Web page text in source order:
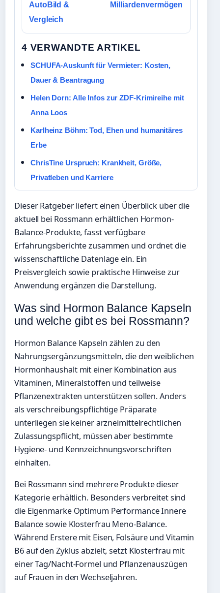
AutoBild &
Vergleich
Milliardenvermögen
4 VERWANDTE ARTIKEL
SCHUFA-Auskunft für Vermieter: Kosten,
Dauer & Beantragung
Helen Dorn: Alle Infos zur ZDF-Krimireihe mit
Anna Loos
Karlheinz Böhm: Tod, Ehen und humanitäres
Erbe
ChrisTine Urspruch: Krankheit, Größe,
Privatleben und Karriere
Dieser Ratgeber liefert einen Überblick über die
aktuell bei Rossmann erhältlichen Hormon-
Balance-Produkte, fasst verfügbare
Erfahrungsberichte zusammen und ordnet die
wissenschaftliche Datenlage ein. Ein
Preisvergleich sowie praktische Hinweise zur
Anwendung ergänzen die Darstellung.
Was sind Hormon Balance Kapseln
und welche gibt es bei Rossmann?
Hormon Balance Kapseln zählen zu den
Nahrungsergänzungsmitteln, die den weiblichen
Hormonhaushalt mit einer Kombination aus
Vitaminen, Mineralstoffen und teilweise
Pflanzenextrakten unterstützen sollen. Anders
als verschreibungspflichtige Präparate
unterliegen sie keiner arzneimittelrechtlichen
Zulassungspflicht, müssen aber bestimmte
Hygiene- und Kennzeichnungsvorschriften
einhalten.
Bei Rossmann sind mehrere Produkte dieser
Kategorie erhältlich. Besonders verbreitet sind
die Eigenmarke Optimum Performance Innere
Balance sowie Klosterfrau Meno-Balance.
Während Erstere mit Eisen, Folsäure und Vitamin
B6 auf den Zyklus abzielt, setzt Klosterfrau mit
einer Tag/Nacht-Formel und Pflanzenauszügen
auf Frauen in den Wechseljahren.